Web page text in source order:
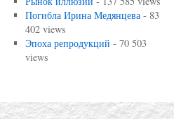
Погибла Ирина Медянцева- 83
402 views
Эпоха репродукций - 70 503
views